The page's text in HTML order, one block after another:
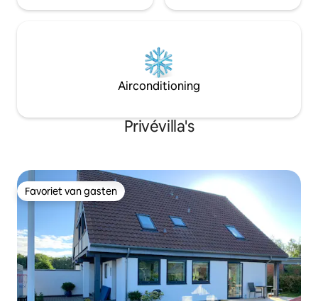
Airconditioning
Privévilla's
Favoriet van gasten
Favoriet van gasten